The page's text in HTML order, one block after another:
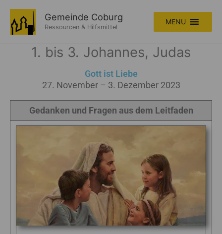
Inhalt
springen
Gemeinde Coburg
Ressourcen & Hilfsmittel
MENU
1. bis 3. Johannes, Judas
Gott ist Liebe
27. November – 3. Dezember 2023
Gedanken und Fragen aus dem Leitfaden